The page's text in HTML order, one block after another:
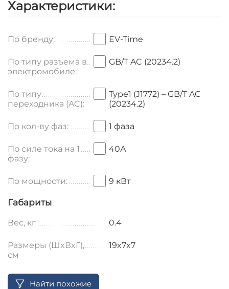
Характеристики:
По бренду: EV-Time
По типу разъема в
электромобиле:
GB/T AC (20234.2)
По типу
переходника (AC):
Type1 (J1772) – GB/T AC
(20234.2)
По кол-ву фаз: 1 фаза
По силе тока на 1
фазу:
40А
По мощности: 9 кВт
Габариты
Вес, кг 0.4
Размеры (ШxВxГ),
см
19x7x7
Найти похожие